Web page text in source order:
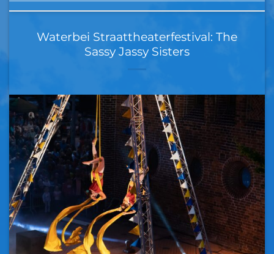
Waterbei Straattheaterfestival: The
Sassy Jassy Sisters